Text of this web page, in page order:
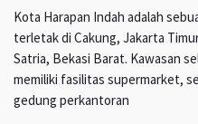
Kota Harapan Indah adalah
terletak di Cakung, Jakarta
Satria, Bekasi Barat. Kawasan
memiliki fasilitas supermarket,
gedung perkantoran